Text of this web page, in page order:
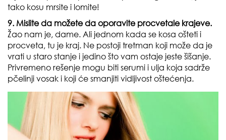
tako kosu mrsite i lomite!
9. Mislite da možete da oporavite procvetale krajeve.
Žao nam je, dame. Ali jednom kada se kosa ošteti i
procveta, tu je kraj. Ne postoji tretman koji može da je
vrati u staro stanje i jedino što vam ostaje jeste šišanje.
Privremeno rešenje mogu biti serumi i ulja koja sadrže
pčelinji vosak i koji će smanjiti vidljivost oštećenja.